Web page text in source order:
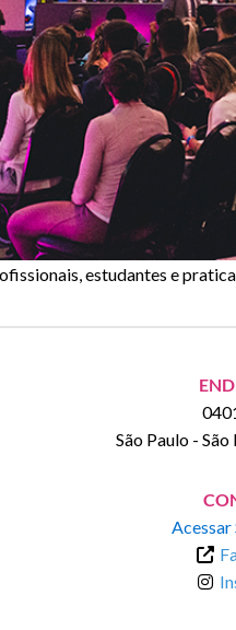
estudantes e
São Paulo - São